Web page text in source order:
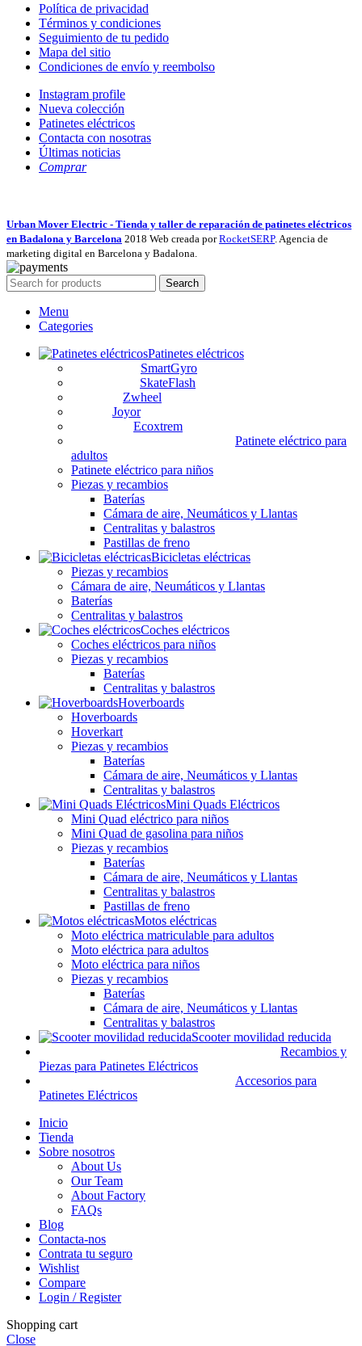
Política de privacidad
Términos y condiciones
Seguimiento de tu pedido
Mapa del sitio
Condiciones de envío y reembolso
Instagram profile
Nueva colección
Patinetes eléctricos
Contacta con nosotras
Últimas noticias
Comprar
Urban Mover Electric - Tienda y taller de reparación de patinetes eléctricos
en Badalona y Barcelona 2018 Web creada porRocketSERP. Agencia de
marketing digital en Barcelona y Badalona.
Search
Menu
Categories
Patinetes eléctricos
SmartGyro
SkateFlash
Zwheel
Joyor
Ecoxtrem
Patinete eléctrico para
adultos
Patinete eléctrico para niños
Piezas y recambios
Baterías
Cámara de aire, Neumáticos y Llantas
Centralitas y balastros
Pastillas de freno
Bicicletas eléctricas
Piezas y recambios
Cámara de aire, Neumáticos y Llantas
Baterías
Centralitas y balastros
Coches eléctricos
Coches eléctricos para niños
Piezas y recambios
Baterías
Centralitas y balastros
Hoverboards
Hoverboards
Hoverkart
Piezas y recambios
Baterías
Cámara de aire, Neumáticos y Llantas
Centralitas y balastros
Mini Quads Eléctricos
Mini Quad eléctrico para niños
Mini Quad de gasolina para niños
Piezas y recambios
Baterías
Cámara de aire, Neumáticos y Llantas
Centralitas y balastros
Pastillas de freno
Motos eléctricas
Moto eléctrica matriculable para adultos
Moto eléctrica para adultos
Moto eléctrica para niños
Piezas y recambios
Baterías
Cámara de aire, Neumáticos y Llantas
Centralitas y balastros
Scooter movilidad reducida
Recambios y
Piezas para Patinetes Eléctricos
Accesorios para
Patinetes Eléctricos
Inicio
Tienda
Sobre nosotros
About Us
Our Team
About Factory
FAQs
Blog
Contacta-nos
Contrata tu seguro
Wishlist
Compare
Login / Register
Shopping cart
Close